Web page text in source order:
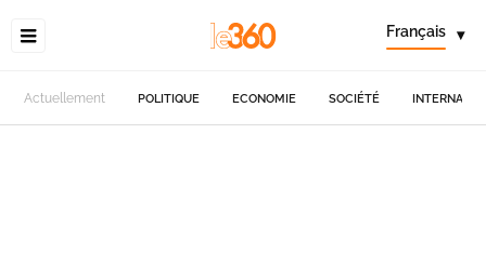
Français ▾
Actuellement POLITIQUE ECONOMIE SOCIÉTÉ